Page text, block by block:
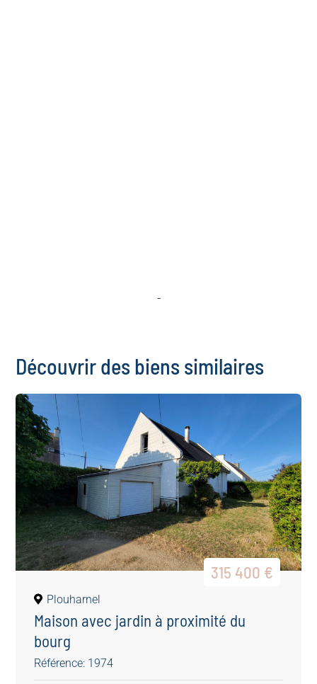
-
Découvrir des biens similaires
315 400 €
Plouharnel
Maison avec jardin à proximité du
bourg
Référence: 1974